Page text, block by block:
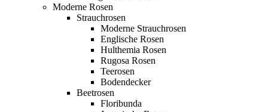
Moderne Rosen
Strauchrosen
Moderne Strauchrosen
Englische Rosen
Hulthemia Rosen
Rugosa Rosen
Teerosen
Bodendecker
Beetrosen
Floribunda